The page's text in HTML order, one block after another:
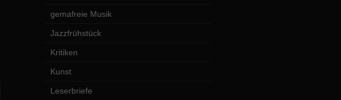
gemafreie Musik
Jazzfrühstück
Kritiken
Kunst
Leserbriefe